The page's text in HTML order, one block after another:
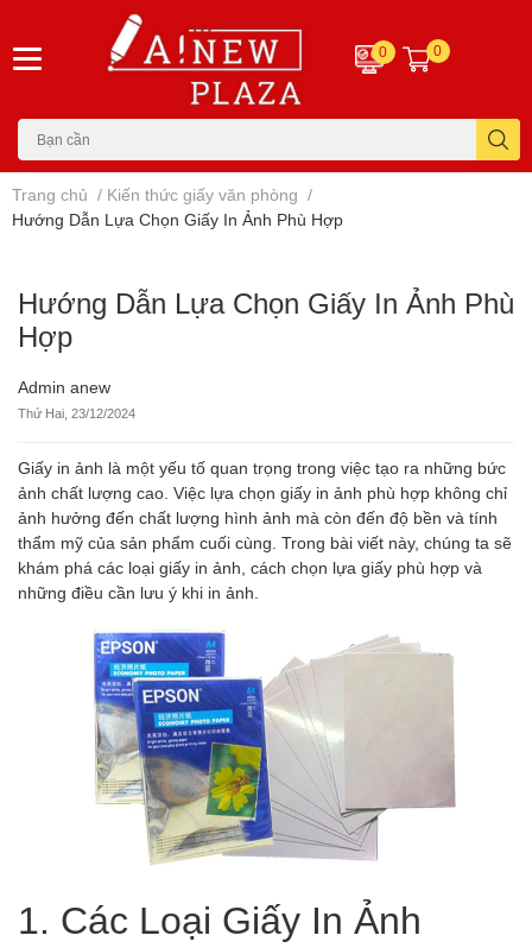
0 0
Trang chủ / Kiến thức giấy văn phòng /
Hướng Dẫn Lựa Chọn Giấy In Ảnh Phù Hợp
Hướng Dẫn Lựa Chọn Giấy In Ảnh Phù
Hợp
Admin anew
Thứ Hai, 23/12/2024
Giấy in ảnh là một yếu tố quan trọng trong việc tạo ra những bức
ảnh chất lượng cao. Việc lựa chọn giấy in ảnh phù hợp không chỉ
ảnh hưởng đến chất lượng hình ảnh mà còn đến độ bền và tính
thẩm mỹ của sản phẩm cuối cùng. Trong bài viết này, chúng ta sẽ
khám phá các loại giấy in ảnh, cách chọn lựa giấy phù hợp và
những điều cần lưu ý khi in ảnh.
1. Các Loại Giấy In Ảnh